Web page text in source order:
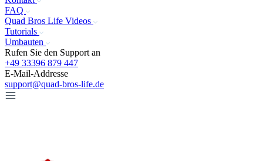
FAQ
Quad Bros Life Videos
Tutorials
Umbauten
Rufen Sie den Support an
+49 33396 879 447
E-Mail-Addresse
support@quad-bros-life.de